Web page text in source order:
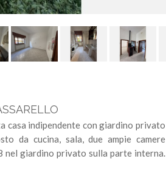
casa indipendente con giardino privato
da cucina, sala, due ampie camere
nel giardino privato sulla parte interna.